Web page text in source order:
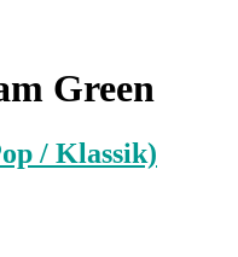
Green
/ Klassik)